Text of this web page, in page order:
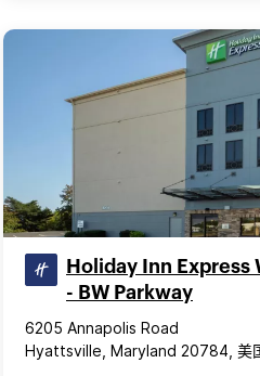
Holiday Inn Express
- BW Parkway
6205 Annapolis Road
Hyattsville, Maryland 20784, 美